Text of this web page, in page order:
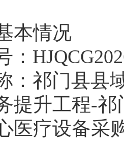
本情况
：
：祁门县县
提升工程-祁
医疗设备采